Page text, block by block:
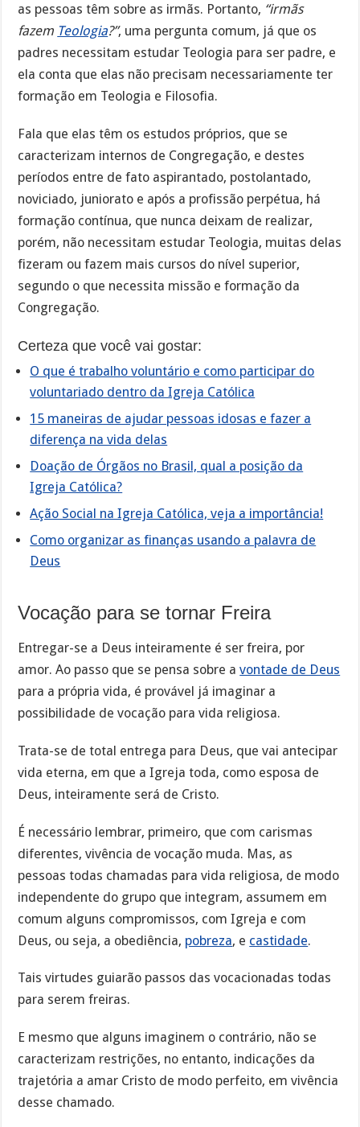
as pessoas têm sobre as irmãs. Portanto, “irmãs
fazem Teologia?”, uma pergunta comum, já que os
padres necessitam estudar Teologia para ser padre, e
ela conta que elas não precisam necessariamente ter
formação em Teologia e Filosofia.
Fala que elas têm os estudos próprios, que se
caracterizam internos de Congregação, e destes
períodos entre de fato aspirantado, postolantado,
noviciado, juniorato e após a profissão perpétua, há
formação contínua, que nunca deixam de realizar,
porém, não necessitam estudar Teologia, muitas delas
fizeram ou fazem mais cursos do nível superior,
segundo o que necessita missão e formação da
Congregação.
Certeza que você vai gostar:
O que é trabalho voluntário e como participar do
voluntariado dentro da Igreja Católica
15 maneiras de ajudar pessoas idosas e fazer a
diferença na vida delas
Doação de Órgãos no Brasil, qual a posição da
Igreja Católica?
Ação Social na Igreja Católica, veja a importância!
Como organizar as finanças usando a palavra de
Deus
Vocação para se tornar Freira
Entregar-se a Deus inteiramente é ser freira, por
amor. Ao passo que se pensa sobre avontade de Deus
para a própria vida, é provável já imaginar a
possibilidade de vocação para vida religiosa.
Trata-se de total entrega para Deus, que vai antecipar
vida eterna, em que a Igreja toda, como esposa de
Deus, inteiramente será de Cristo.
É necessário lembrar, primeiro, que com carismas
diferentes, vivência de vocação muda. Mas, as
pessoas todas chamadas para vida religiosa, de modo
independente do grupo que integram, assumem em
comum alguns compromissos, com Igreja e com
Deus, ou seja, a obediência, pobreza, e castidade.
Tais virtudes guiarão passos das vocacionadas todas
para serem freiras.
E mesmo que alguns imaginem o contrário, não se
caracterizam restrições, no entanto, indicações da
trajetória a amar Cristo de modo perfeito, em vivência
desse chamado.